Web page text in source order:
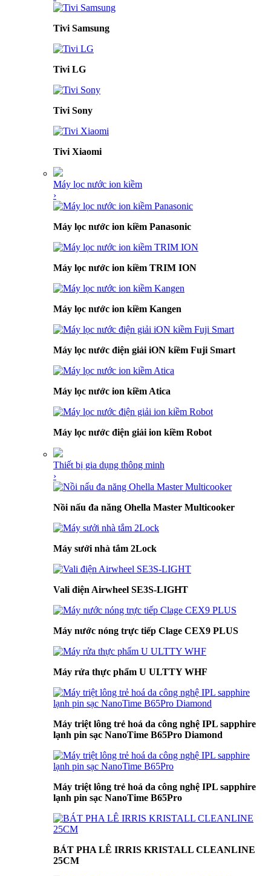
Tivi Samsung
Tivi LG
Tivi Sony
Tivi Xiaomi
Máy lọc nước ion kiềm
›
Máy lọc nước ion kiềm Panasonic
Máy lọc nước ion kiềm TRIM ION
Máy lọc nước ion kiềm Kangen
Máy lọc nước điện giải iON kiềm Fuji Smart
Máy lọc nước ion kiềm Atica
Máy lọc nước điện giải ion kiềm Robot
Thiết bị gia dụng thông minh
›
Nồi nấu đa năng Ohella Master Multicooker
Máy sưởi nhà tắm 2Lock
Vali điện Airwheel SE3S-LIGHT
Máy nước nóng trực tiếp Clage CEX9 PLUS
Máy rửa thực phẩm U ULTTY WHF
Máy triệt lông trẻ hoá da công nghệ IPL sapphire
lạnh pin sạc NanoTime B65Pro Diamond
Máy triệt lông trẻ hoá da công nghệ IPL sapphire
lạnh pin sạc NanoTime B65Pro
BÁT PHA LÊ IRRIS KRISTALL CLEANLINE
25CM